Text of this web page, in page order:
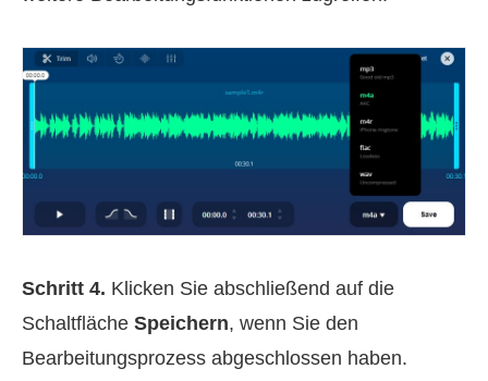
Schritt 4. Klicken Sie abschließend auf die
Schaltfläche Speichern, wenn Sie den
Bearbeitungsprozess abgeschlossen haben.